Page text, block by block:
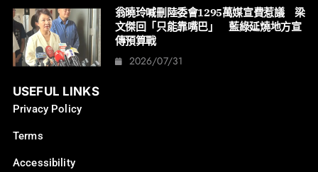
翁曉玲喊刪陸委會1295萬媒宣費惹議 梁
文傑回「只能靠嘴巴」 藍綠延燒地方宣
傳預算戰
2026/07/31
USEFUL LINKS
Privacy Policy
Terms
Accessibility